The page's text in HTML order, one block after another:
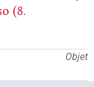
(8.
Objet